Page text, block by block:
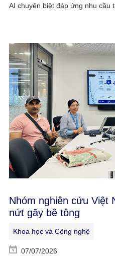
AI chuyên biệt đáp ứng nhu cầu
Nhóm nghiên cứu Việt
nứt gãy bê tông
Khoa học và Công nghệ
07/07/2026